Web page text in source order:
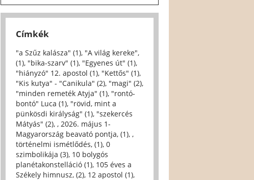
Címkék
"a Szűz kalásza" (1), "A világ kereke",
(1), "bika-szarv" (1), "Egyenes út" (1),
"hiányzó" 12. apostol (1), "Kettős" (1),
"Kis kutya" - "Canikula" (2), "magi" (2),
"minden remeték Atyja" (1), "rontó-
bontó" Luca (1), "rövid, mint a
pünkösdi királyság" (1), "szekercés
Mátyás" (2), , 2026. május 1-
Magyarország beavató pontja, (1), ,
történelmi ismétlődés, (1), 0
szimbolikája (3), 10 bolygós
planétakonstelláció (1), 105 éves a
Székely himnusz, (2), 12 apostol (1),